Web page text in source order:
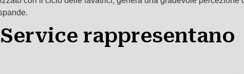
rappresentano